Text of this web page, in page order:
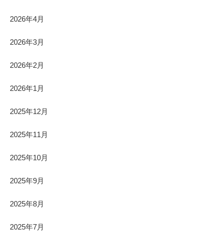
2026年4月
2026年3月
2026年2月
2026年1月
2025年12月
2025年11月
2025年10月
2025年9月
2025年8月
2025年7月